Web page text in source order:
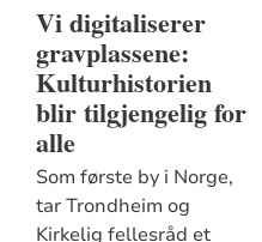
Vi digitaliserer
gravplassene:
Kulturhistorien
blir tilgjengelig for
alle
Som første by i Norge,
tar Trondheim og
Kirkelig fellesråd et